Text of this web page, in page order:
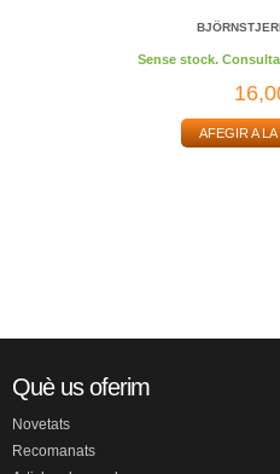
Sense stock.
AFEGIR A
Què us oferim
Novetats
Recomanats